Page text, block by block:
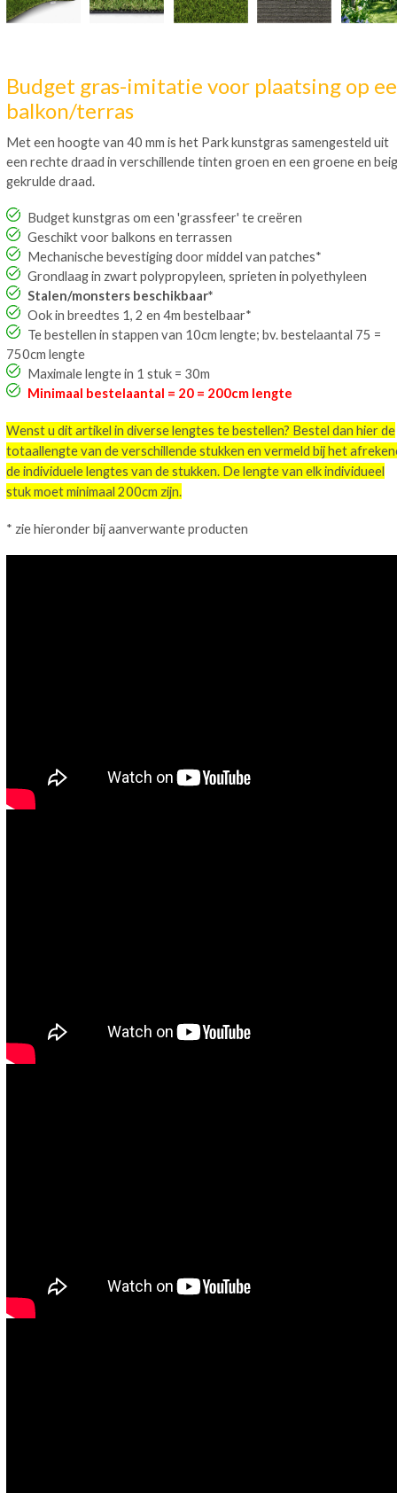
Budget gras-imitatie voor plaatsing op
balkon/terras
Met een hoogte van 40 mm is het Park kunstgras samengesteld uit
een rechte draad in verschillende tinten groen en een groene en
gekrulde draad.
Budget kunstgras om een 'grassfeer' te creëren
Geschikt voor balkons en terrassen
Mechanische bevestiging door middel van patches*
Grondlaag in zwart polypropyleen, sprieten in polyethyleen
Stalen/monsters beschikbaar*
Ook in breedtes 1, 2 en 4m bestelbaar*
Te bestellen in stappen van 10cm lengte; bv. bestelaantal 75 =
750cm lengte
Maximale lengte in 1 stuk = 30m
Minimaal bestelaantal = 20 = 200cm lengte
Wenst u dit artikel in diverse lengtes te bestellen? Bestel dan hier de
totaallengte van de verschillende stukken en vermeld bij het
de individuele lengtes van de stukken. De lengte van elk individueel
stuk moet minimaal 200cm zijn.
* zie hieronder bij aanverwante producten